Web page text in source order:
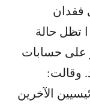
فقدان
تظل حالة
على حسابات
وقالت:
الآخرين